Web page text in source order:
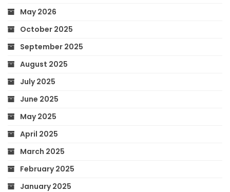
May 2026
October 2025
September 2025
August 2025
July 2025
June 2025
May 2025
April 2025
March 2025
February 2025
January 2025